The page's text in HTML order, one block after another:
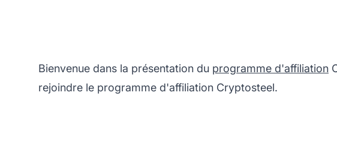
Bienvenue dans la présentation du programme d'affiliation
rejoindre le programme d'affiliation Cryptosteel.